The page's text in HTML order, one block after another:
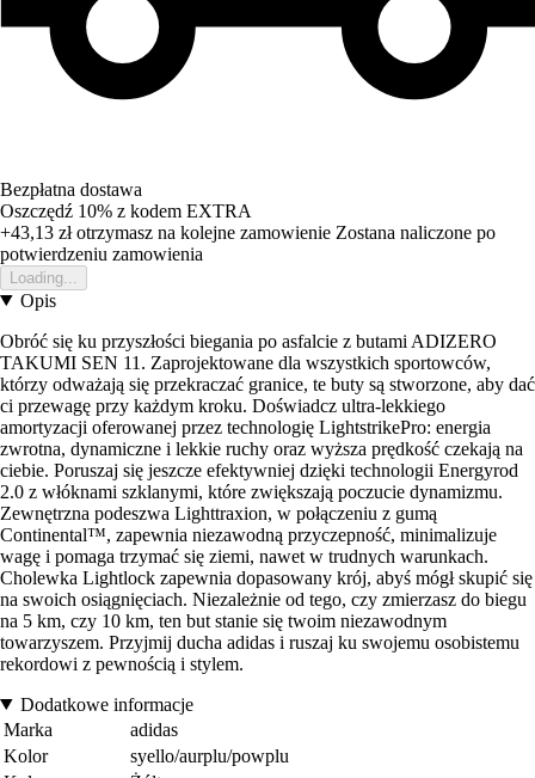
Bezpłatna dostawa
Oszczędź 10% z kodem EXTRA
+43,13 złotrzymasz na kolejne zamowienie Zostana naliczone po
potwierdzeniu zamowienia
Loading...
Opis
Obróć się ku przyszłości biegania po asfalcie z butami ADIZERO
TAKUMI SEN 11. Zaprojektowane dla wszystkich sportowców,
którzy odważają się przekraczać granice, te buty są stworzone, aby dać
ci przewagę przy każdym kroku. Doświadcz ultra-lekkiego
amortyzacji oferowanej przez technologię LightstrikePro: energia
zwrotna, dynamiczne i lekkie ruchy oraz wyższa prędkość czekają na
ciebie. Poruszaj się jeszcze efektywniej dzięki technologii Energyrod
2.0 z włóknami szklanymi, które zwiększają poczucie dynamizmu.
Zewnętrzna podeszwa Lighttraxion, w połączeniu z gumą
Continental™, zapewnia niezawodną przyczepność, minimalizuje
wagę i pomaga trzymać się ziemi, nawet w trudnych warunkach.
Cholewka Lightlock zapewnia dopasowany krój, abyś mógł skupić się
na swoich osiągnięciach. Niezależnie od tego, czy zmierzasz do biegu
na 5 km, czy 10 km, ten but stanie się twoim niezawodnym
towarzyszem. Przyjmij ducha adidas i ruszaj ku swojemu osobistemu
rekordowi z pewnością i stylem.
Dodatkowe informacje
Marka
adidas
Kolor
syello/aurplu/powplu